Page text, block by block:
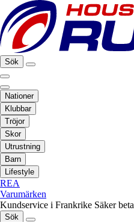
Sök
Nationer
Klubbar
Tröjor
Skor
Utrustning
Barn
Lifestyle
REA
Varumärken
Kundservice i Frankrike Säker
Sök